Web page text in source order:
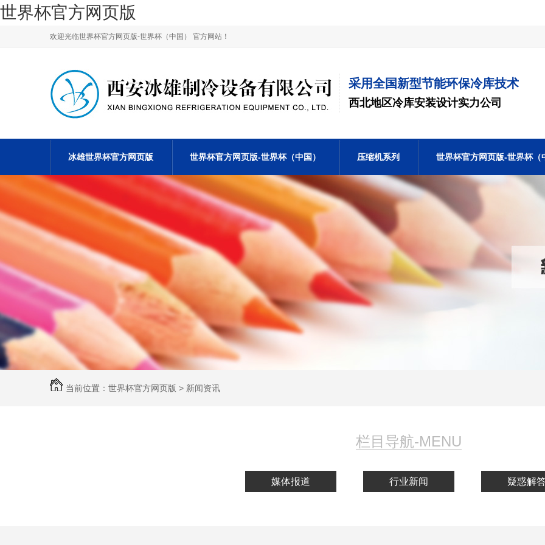
世界杯官方网页版
欢迎光临世界杯官方网页版-世界杯（中国） 官方网站！
采用全国新型节能环保冷库技术
西北地区冷库安装设计实力公司
冰雄世界杯官方网页版 世界杯官方网页版-世界杯（中国） 压缩机系列 世界杯官方网页版-世界杯（
资质荣誉 行业新闻 关于我们 联系我们
当前位置： 世界杯官方网页版 > 新闻资讯
栏目导航-MENU
媒体报道 行业新闻 疑惑解